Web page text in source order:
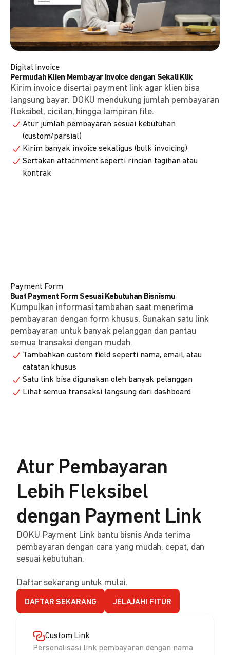
Digital Invoice
Permudah Klien Membayar Invoice dengan Sekali Klik
Kirim invoice disertai payment link agar klien bisa
langsung bayar. DOKU mendukung jumlah pembayaran
fleksibel, cicilan, hingga lampiran file.
Atur jumlah pembayaran sesuai kebutuhan
(custom/parsial)
Kirim banyak invoice sekaligus (bulk invoicing)
Sertakan attachment seperti rincian tagihan atau
kontrak
Payment Form
Buat Payment Form Sesuai Kebutuhan Bisnismu
Kumpulkan informasi tambahan saat menerima
pembayaran dengan form khusus. Gunakan satu link
pembayaran untuk banyak pelanggan dan pantau
semua transaksi dengan mudah.
Tambahkan custom field seperti nama, email, atau
catatan khusus
Satu link bisa digunakan oleh banyak pelanggan
Lihat semua transaksi langsung dari dashboard
Atur Pembayaran
Lebih Fleksibel
dengan Payment Link
DOKU Payment Link bantu bisnis Anda terima
pembayaran dengan cara yang mudah, cepat, dan
sesuai kebutuhan.
Daftar sekarang untuk mulai.
DAFTAR SEKARANG JELAJAHI FITUR
Custom Link
Personalisasi link pembayaran dengan nama